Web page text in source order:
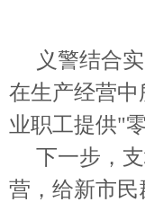
义警结合实
在生产经营
业职工提供"
下一步，支
营，给新市